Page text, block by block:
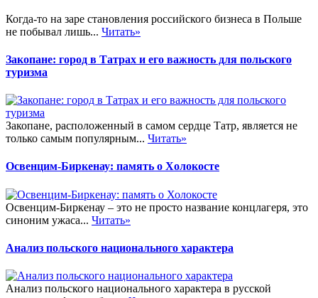
Когда-то на заре становления российского бизнеса в Польше
не побывал лишь... Читать»
Закопане: город в Татрах и его важность для польского
туризма
Закопане, расположенный в самом сердце Татр, является не
только самым популярным... Читать»
Освенцим-Биркенау: память о Холокосте
Освенцим-Биркенау – это не просто название концлагеря, это
синоним ужаса... Читать»
Анализ польского национального характера
Анализ польского национального характера в русской